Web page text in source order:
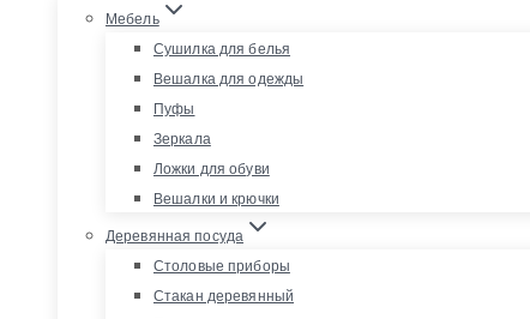
Мебель
Сушилка для белья
Вешалка для одежды
Пуфы
Зеркала
Ложки для обуви
Вешалки и крючки
Деревянная посуда
Столовые приборы
Стакан деревянный